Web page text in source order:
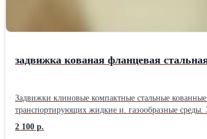
задвижка кованая фланцевая
Задвижки клиновые компактные стальные кованные 31с45нж (ЗКС) Задвижки клиновые стальные(ЗКС). Задвижки предназначены для установки в
транспортирующих жидкие и. газообразные
приварку внахлест. Чертеж задвижки клиновой компактной 31с45нж (ЗКС) Крышка на болтах: Z41H(锻BB).jpg Сварная крышка: Z41H(锻WB).jpg Материалы основных деталей № Наименование Детали
Материал 1 Корпус A105 2 Манжета 2Cr13 3 Диск
2 100 р.